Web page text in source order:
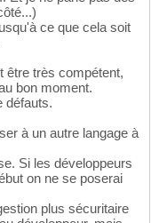
ce que cela soit
être très compétent,
bon moment.
défauts.
à un autre langage à
Si les développeurs
on ne se poserai
plus sécuritaire